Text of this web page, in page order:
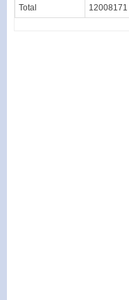
Total 12008171